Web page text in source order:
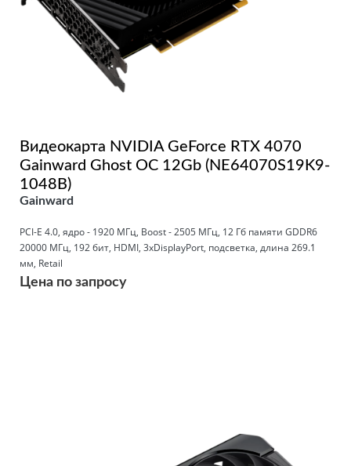
Видеокарта NVIDIA GeForce RTX 4070
Gainward Ghost OC 12Gb (NE64070S19K9-
1048B)
Gainward
PCI-E 4.0, ядро - 1920 МГц, Boost - 2505 МГц, 12 Гб памяти GDDR6
20000 МГц, 192 бит, HDMI, 3xDisplayPort, подсветка, длина 269.1
мм, Retail
Цена по запросу